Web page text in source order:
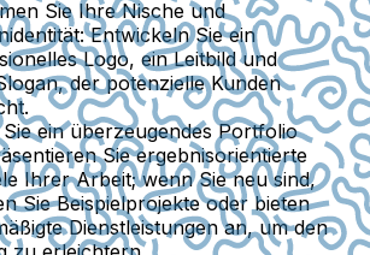
Sie Ihre Nische und
Entwickeln Sie ein
Logo, ein Leitbild und
der potenzielle Kunden
ein überzeugendes Portfolio
Sie ergebnisorientierte
Ihrer Arbeit; wenn Sie neu sind,
Sie Beispielprojekte oder bieten
Dienstleistungen an, um den